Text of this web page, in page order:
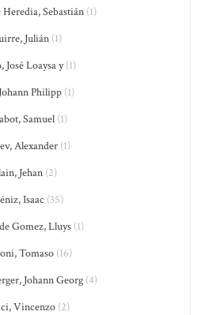
Sebastián(1)
Julián(1)
José Loaysa y(1)
Philipp(1)
Samuel(1)
Alexander (1)
Jehan(2)
Isaac (35)
Gomez, Lluys(1)
Tomaso(16)
Johann Georg (4)
Vincenzo(2)